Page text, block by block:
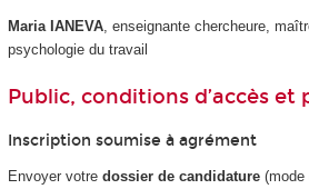
Maria IANEVA, enseignante chercheure,
psychologie du travail
Public, conditions d’accès et
Inscription soumise à agrément
Envoyer votre dossier de candidature(mode